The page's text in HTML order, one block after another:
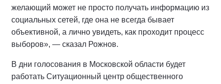
желающий может не просто получать информацию из
социальных сетей, где она не всегда бывает
объективной, а лично увидеть, как проходит процесс
выборов», — сказал Рожнов.
В дни голосования в Московской области будет
работать Ситуационный центр общественного